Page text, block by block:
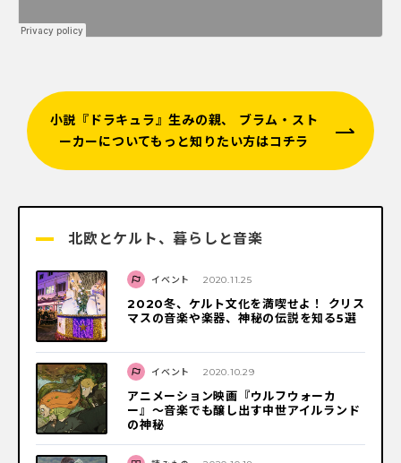
小説『ドラキュラ』生みの親、 ブラム・スト
ーカーについてもっと知りたい方はコチラ
北欧とケルト、暮らしと音楽
イベント 2020.11.25
2020冬、ケルト文化を満喫せよ！ クリス
マスの音楽や楽器、神秘の伝説を知る5選
イベント 2020.10.29
アニメーション映画『ウルフウォーカ
ー』〜音楽でも醸し出す中世アイルランド
の神秘